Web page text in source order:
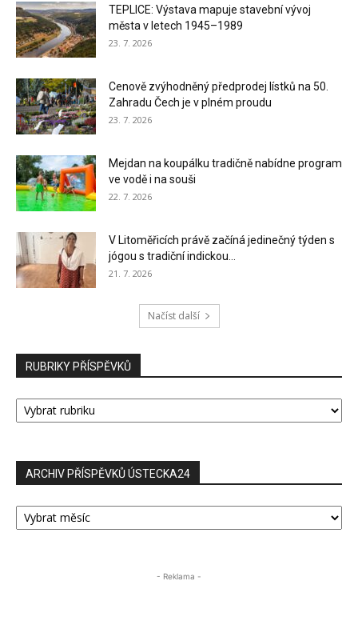
TEPLICE: Výstava mapuje stavební vývoj
města v letech 1945–1989
23. 7. 2026
Cenově zvýhodněný předprodej lístků na 50.
Zahradu Čech je v plném proudu
23. 7. 2026
Mejdan na koupálku tradičně nabídne program
ve vodě i na souši
22. 7. 2026
V Litoměřicích právě začíná jedinečný týden s
jógou s tradiční indickou...
21. 7. 2026
Načíst další
RUBRIKY PŘÍSPĚVKŮ
RUBRIKY
PŘÍSPĚVKŮ
ARCHIV PŘÍSPĚVKŮ ÚSTECKA24
ARCHIV
PŘÍSPĚVKŮ
- Reklama -